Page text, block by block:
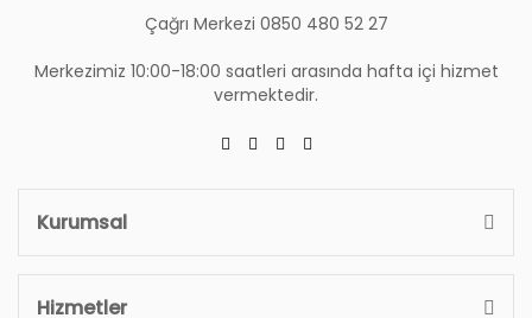
Çağrı Merkezi 0850 480 52 27
Merkezimiz 10:00-18:00 saatleri arasında hafta içi hizmet
vermektedir.
Kurumsal
Hizmetler